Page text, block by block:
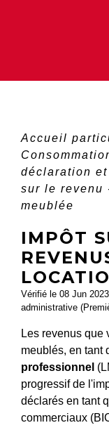
Accueil
déclaration
sur le revenu
meublée
IMPÔT
Vérifié le 08 Jun
administrative
Les revenus que
meublés, en tant
professionnel
progressif de
déclarés en tant
commerciaux